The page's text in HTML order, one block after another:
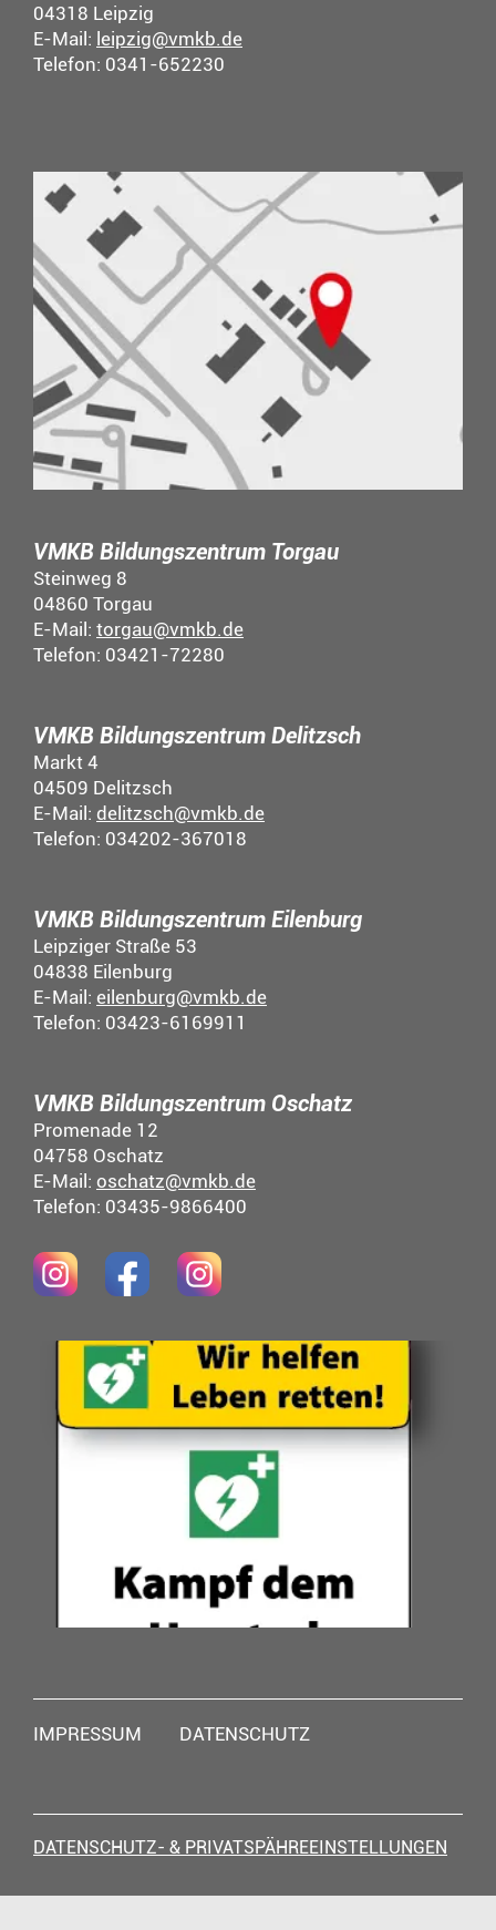
04318 Leipzig
E-Mail: leipzig@vmkb.de
Telefon: 0341-652230
VMKB Bildungszentrum Torgau
Steinweg 8
04860 Torgau
E-Mail: torgau@vmkb.de
Telefon: 03421-72280
VMKB Bildungszentrum Delitzsch
Markt 4
04509 Delitzsch
E-Mail: delitzsch@vmkb.de
Telefon: 034202-367018
VMKB Bildungszentrum Eilenburg
Leipziger Straße 53
04838 Eilenburg
E-Mail: eilenburg@vmkb.de
Telefon: 03423-6169911
VMKB Bildungszentrum Oschatz
Promenade 12
04758 Oschatz
E-Mail: oschatz@vmkb.de
Telefon: 03435-9866400
Navigation
IMPRESSUM DATENSCHUTZ
DATENSCHUTZ- & PRIVATSPÄHREEINSTELLUNGEN